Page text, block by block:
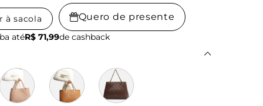
à sacola Quero de presente
atéR$ 71,99de cashback